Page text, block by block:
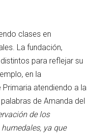
clases en
La fundación,
para reflejar su
en la
atendiendo a la
de Amanda del
de los
ya que